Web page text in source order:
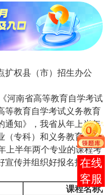
扩权县（市）招生办公
南省高等教育自学考试
等教育自学考试义务教育
通知》，我省从年上半年
（专科）和义务教育专业
上半年两个专业的课程考
宣传并组织好报名报考工
课程名称及
报考
咨询